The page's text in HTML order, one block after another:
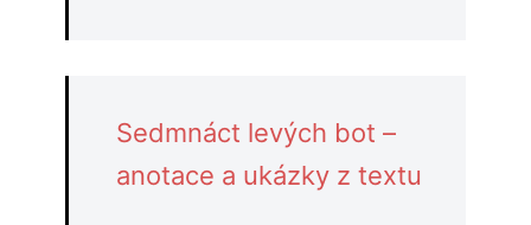
Sedmnáct levých bot –
anotace a ukázky z textu